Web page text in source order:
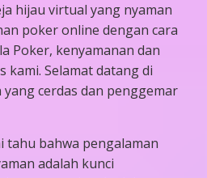
hijau virtual yang nyaman
poker online dengan cara
Poker, kenyamanan dan
kami. Selamat datang di
cerdas dan penggemar
tahu bahwa pengalaman
adalah kunci